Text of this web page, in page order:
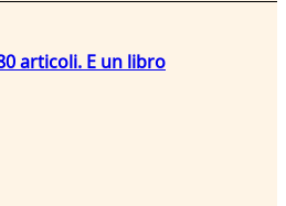
articoli. E un libro